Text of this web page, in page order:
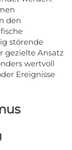
den
störende
gezielte Ansatz
wertvoll
Ereignisse